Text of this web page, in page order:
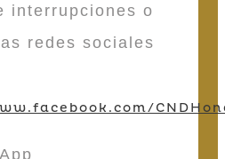
o
redes sociales